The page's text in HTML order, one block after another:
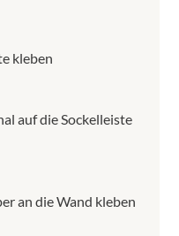
kleben
auf die Sockelleiste
an die Wand kleben